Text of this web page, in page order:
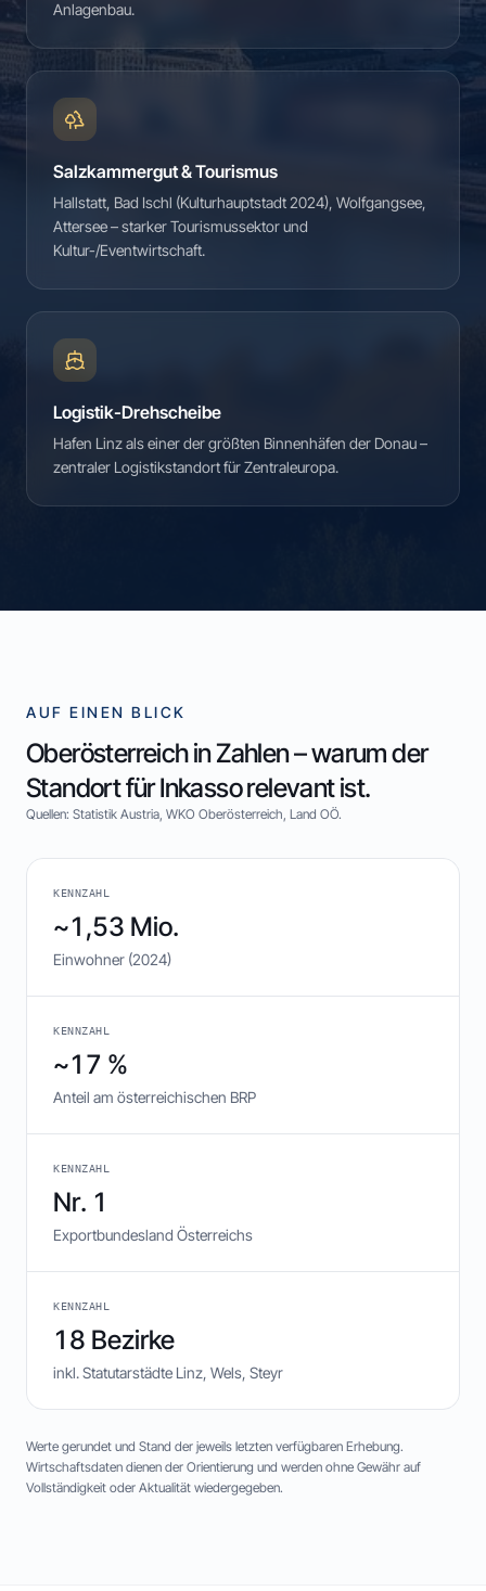
Anlagenbau.
Salzkammergut & Tourismus
Hallstatt, Bad Ischl (Kulturhauptstadt 2024), Wolfgangsee,
Attersee – starker Tourismussektor und
Kultur-/Eventwirtschaft.
Logistik-Drehscheibe
Hafen Linz als einer der größten Binnenhäfen der Donau –
zentraler Logistikstandort für Zentraleuropa.
AUF EINEN BLICK
Oberösterreich in Zahlen – warum der
Standort für Inkasso relevant ist.
Quellen: Statistik Austria, WKO Oberösterreich, Land OÖ.
KENNZAHL
~1,53 Mio.
Einwohner (2024)
KENNZAHL
~17 %
Anteil am österreichischen BRP
KENNZAHL
Nr. 1
Exportbundesland Österreichs
KENNZAHL
18 Bezirke
inkl. Statutarstädte Linz, Wels, Steyr
Werte gerundet und Stand der jeweils letzten verfügbaren Erhebung.
Wirtschaftsdaten dienen der Orientierung und werden ohne Gewähr auf
Vollständigkeit oder Aktualität wiedergegeben.